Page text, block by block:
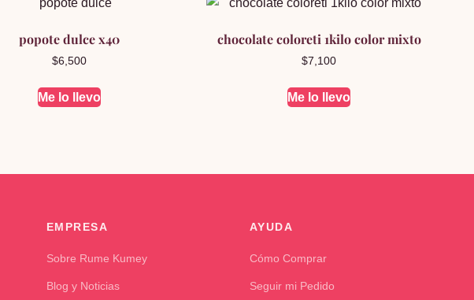
popote dulce x40
$6,500
Me lo llevo
chocolate coloreti 1kilo color mixto
$7,100
Me lo llevo
EMPRESA
Sobre Rume Kumey
Blog y Noticias
AYUDA
Cómo Comprar
Seguir mi Pedido